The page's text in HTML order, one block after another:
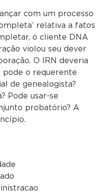
com um processo
relativa a fatos
o cliente DNA
violou seu dever
O IRN deveria
pode o requerente
de genealogista?
Pode usar-se
probatório? A